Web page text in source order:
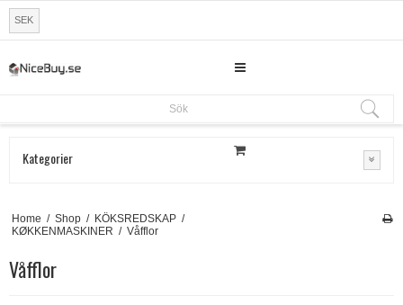
SEK
Sök
Kategorier
Home / Shop / KÖKSREDSKAP /
KØKKENMASKINER / Våfflor
Våfflor